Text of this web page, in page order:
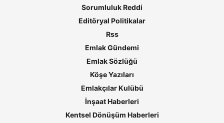
Sorumluluk Reddi
Editöryal Politikalar
Rss
Emlak Gündemi
Emlak Sözlüğü
Köşe Yazıları
Emlakçılar Kulübü
İnşaat Haberleri
Kentsel Dönüşüm Haberleri